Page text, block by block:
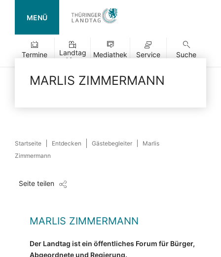
MENÜ
Termine
Landtag
Live
Mediathek Service Suche
MARLIS ZIMMERMANN
Startseite Entdecken Gästebegleiter
Marlis
Zimmermann
Seite teilen
MARLIS ZIMMERMANN
Der Landtag ist ein öffentliches Forum für Bürger,
Abgeordnete und Regierung.